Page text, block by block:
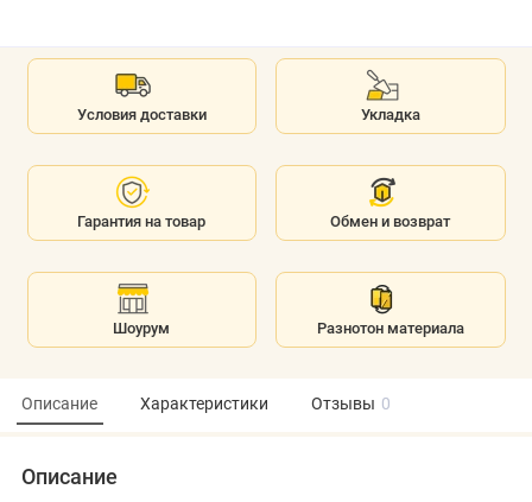
Условия доставки Укладка
Гарантия на товар Обмен и возврат
Шоурум Разнотон материала
Описание Характеристики Отзывы 0
Описание